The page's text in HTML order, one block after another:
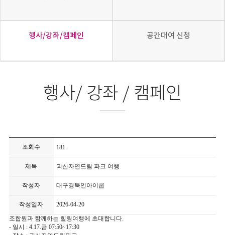
행사/강좌/캠페인 공간대여 신청
행사/ 강좌 / 캠페인
조회수 181
제목 괴산자연드림 파크 여행
작성자 대구경북인아이쿱
작성일자
2026-04-20
조합원과 함께하는 힐링여행에 초대합니다.
- 일시 : 4.17.금 07:50~17:30